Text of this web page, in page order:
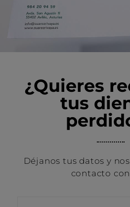
¿Quieres
tus
Déjanos tus datos y
contacto